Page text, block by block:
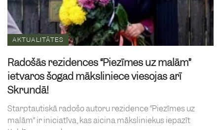
AKTUALITĀTES
Radošās rezidences “Piezīmes uz malām”
ietvaros šogad māksliniece viesojas arī
Skrundā!
Starptautiskā radošo autoru rezidence “Piezīmes uz
malām” ir iniciatīva, kas aicina māksliniekus iepazīt